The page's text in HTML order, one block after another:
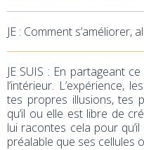
JE : Comment s’améliorer,
JE SUIS : En partageant
l’intérieur. L’expérience,
tes propres illusions, tes
qu’il ou elle est libre de
lui racontes cela pour
préalable que ses cellules